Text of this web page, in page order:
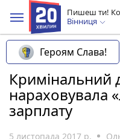
Пишеш ти!
Вінниця
Героям Слава!
Кримінальний
нараховувала
зарплату
5 листопада 2017 р.